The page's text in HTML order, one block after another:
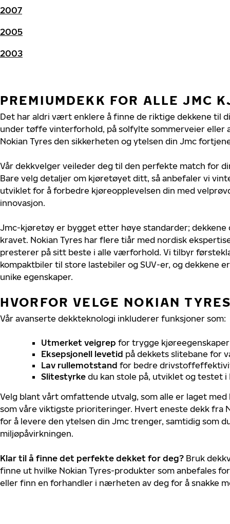
2007
2005
2003
PREMIUMDEKK FOR ALLE JMC
Det har aldri vært enklere å finne de riktige dekkene til
under tøffe vinterforhold, på solfylte sommerveier eller
Nokian Tyres den sikkerheten og ytelsen din Jmc
Vår dekkvelger veileder deg til den perfekte match for
Bare velg detaljer om kjøretøyet ditt, så anbefaler vi
utviklet for å forbedre kjøreopplevelsen din med
innovasjon.
Jmc-kjøretøy er bygget etter høye standarder;
kravet. Nokian Tyres har flere tiår med nordisk
presterer på sitt beste i alle værforhold. Vi tilbyr
kompaktbiler til store lastebiler og SUV-er, og dekkene
unike egenskaper.
HVORFOR VELGE NOKIAN
Vår avanserte dekkteknologi inkluderer funksjoner som:
Utmerket veigrep for trygge
Eksepsjonell levetid på dekkets slitebane for
Lav rullemotstand for bedre
Slitestyrke du kan stole på, utviklet og testet i
Velg blant vårt omfattende utvalg, som alle er laget
som våre viktigste prioriteringer. Hvert eneste dekk fra
for å levere den ytelsen din Jmc trenger, samtidig som
miljøpåvirkningen.
Klar til å finne det perfekte dekket for deg? Bruk
finne ut hvilke Nokian Tyres-produkter som anbefales
eller finn en forhandler i nærheten av deg for å snakke